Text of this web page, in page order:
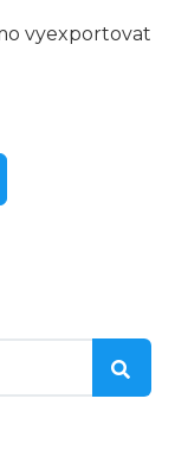
vyexportovat